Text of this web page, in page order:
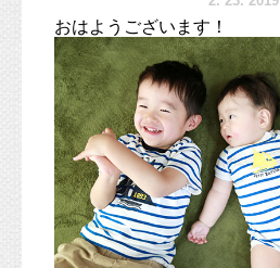
おはようございます！